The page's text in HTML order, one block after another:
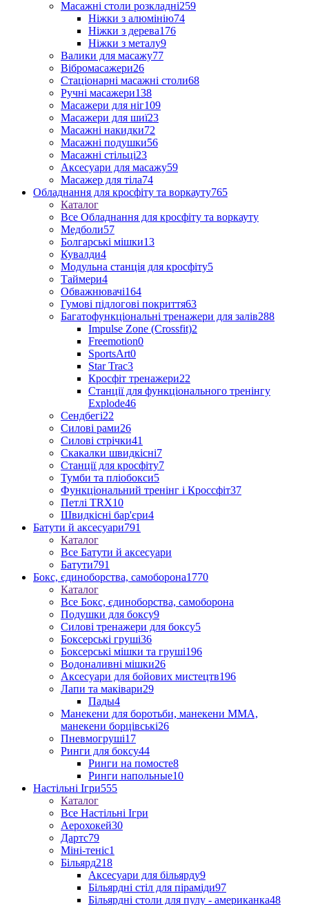
Масажні столи розкладні259
Ніжки з алюмінію74
Ніжки з дерева176
Ніжки з металу9
Валики для масажу77
Вібромасажери26
Стаціонарні масажні столи68
Ручні масажери138
Масажери для ніг109
Масажери для шиї23
Масажні накидки72
Масажні подушки56
Масажні стільці23
Аксесуари для масажу59
Масажер для тіла74
Обладнання для кросфіту та воркауту765
Каталог
Все Обладнання для кросфіту та воркауту
Медболи57
Болгарські мішки13
Кувалди4
Модульна станція для кросфіту5
Таймери4
Обважнювачі164
Гумові підлогові покриття63
Багатофункціональні тренажери для залів288
Impulse Zone (Crossfit)2
Freemotion0
SportsArt0
Star Trac3
Кросфіт тренажери22
Станції для функціонального тренінгу
Explode46
Сендбегі22
Силові рами26
Силові стрічки41
Скакалки швидкісні7
Станції для кросфіту7
Тумби та пліобокси5
Функціональний тренінг і Кроссфіт37
Петлі TRX10
Швидкісні бар'єри4
Батути й аксесуари791
Каталог
Все Батути й аксесуари
Батути791
Бокс, єдиноборства, самоборона1770
Каталог
Все Бокс, єдиноборства, самоборона
Подушки для боксу9
Силові тренажери для боксу5
Боксерські груші36
Боксерські мішки та груші196
Водоналивні мішки26
Аксесуари для бойових мистецтв196
Лапи та маківари29
Пады4
Манекени для боротьби, манекени ММА,
манекени борцівські26
Пневмогруші17
Ринги для боксу44
Ринги на помосте8
Ринги напольные10
Настільні Ігри555
Каталог
Все Настільні Ігри
Аерохокей30
Дартс79
Міні-теніс1
Більярд218
Аксесуари для більярду9
Більярдні стіл для піраміди97
Більярдні столи для пулу - американка48